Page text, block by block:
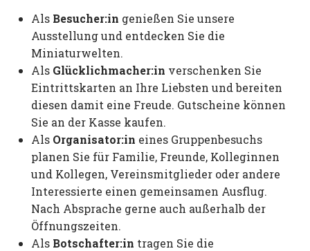
Als Besucher:in genießen Sie unsere
Ausstellung und entdecken Sie die
Miniaturwelten.
Als Glücklichmacher:in verschenken Sie
Eintrittskarten an Ihre Liebsten und bereiten
diesen damit eine Freude. Gutscheine können
Sie an der Kasse kaufen.
Als Organisator:in eines Gruppenbesuchs
planen Sie für Familie, Freunde, Kolleginnen
und Kollegen, Vereinsmitglieder oder andere
Interessierte einen gemeinsamen Ausflug.
Nach Absprache gerne auch außerhalb der
Öffnungszeiten.
Als Botschafter:in tragen Sie die